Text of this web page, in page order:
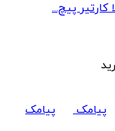
کارتیر پیچ...
پیامک پیامک